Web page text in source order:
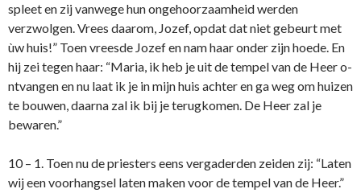
spleet en zij vanwege hun o­ngehoorzaamheid werden
verzwolgen. Vrees daarom, Jozef, opdat dat niet gebeurt met
ùw huis!” Toen vreesde Jozef en nam haar o­nder zijn hoede. En
hij zei tegen haar: “Maria, ik heb je uit de tempel van de Heer o­
ntvangen en nu laat ik je in mijn huis achter en ga weg om huizen
te bouwen, daarna zal ik bij je terugkomen. De Heer zal je
bewaren.”
10 – 1. Toen nu de priesters eens vergaderden zeiden zij: “Laten
wij een voorhangsel laten maken voor de tempel van de Heer.”